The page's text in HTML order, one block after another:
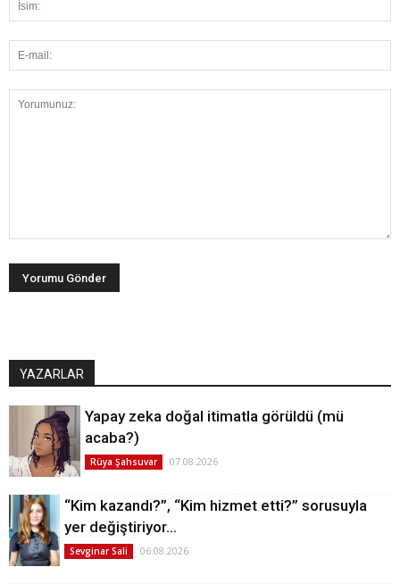
YAZARLAR
Yapay zeka doğal itimatla görüldü (mü
acaba?)
Rüya Şahsuvar 07.08.2026
“Kim kazandı?”, “Kim hizmet etti?” sorusuyla
yer değiştiriyor…
Sevginar Sali 06.08.2026